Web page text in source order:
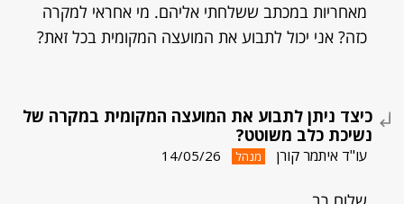
מאחריות במכתב ששלחתי אליהם. מי אחראי למקרה
כזה? אני יכול לתבוע את המועצה המקומית בכל זאת?
כיצד ניתן לתבוע את המועצה המקומית במקרה של
נשיכת כלב משוטט?
עו"ד איתמר קורן מנהל 14/05/26